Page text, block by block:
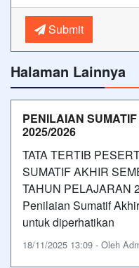
Submit
Halaman Lainnya
PENILAIAN
2025/2026
TATA TERTIB
SUMATIF AKHIR
TAHUN PELAJARAN
Penilaian Sumatif
untuk diperhatikan
18/11/2025 13:09 - Oleh